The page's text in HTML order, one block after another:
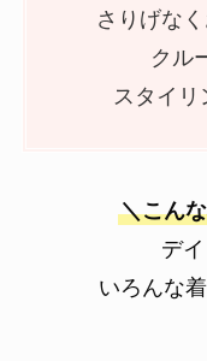
さりげな
クル
スタイリ
＼こん
デ
いろんな